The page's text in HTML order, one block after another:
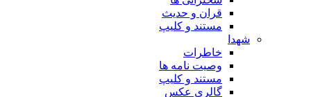
قران و حدیث
مستند و کلیپ
شهدا
خاطرات
وصیت نامه ها
مستند و کلیپ
گالری عکس